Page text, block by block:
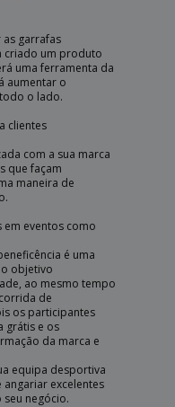
garrafas
criado um produto
uma ferramenta da
aumentar o
o lado.
clientes
com a sua marca
que façam
maneira de
eventos como
é uma
objetivo
ao mesmo tempo
de
os participantes
grátis e os
da marca e
equipa desportiva
excelentes
negócio.